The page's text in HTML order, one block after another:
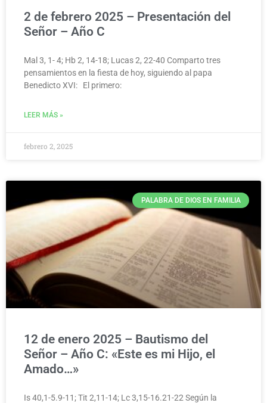
2 de febrero 2025 – Presentación del
Señor – Año C
Mal 3, 1- 4; Hb 2, 14-18; Lucas 2, 22-40 Comparto tres
pensamientos en la fiesta de hoy, siguiendo al papa
Benedicto XVI: El primero:
LEER MÁS »
febrero 2, 2025
PALABRA DE DIOS EN FAMILIA
12 de enero 2025 – Bautismo del
Señor – Año C: «Este es mi Hijo, el
Amado…»
Is 40,1-5.9-11; Tit 2,11-14; Lc 3,15-16.21-22 Según la